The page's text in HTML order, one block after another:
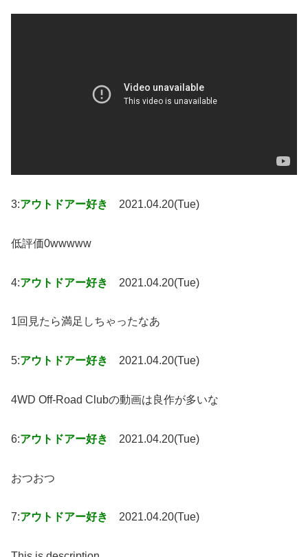
3:アウトドアー好き 2021.04.20(Tue)
低評価0wwwww
4:アウトドアー好き 2021.04.20(Tue)
1回見たら満足しちゃったなあ
5:アウトドアー好き 2021.04.20(Tue)
4WD Off-Road Clubの動画は良作が多いな
6:アウトドアー好き 2021.04.20(Tue)
おつおつ
7:アウトドアー好き 2021.04.20(Tue)